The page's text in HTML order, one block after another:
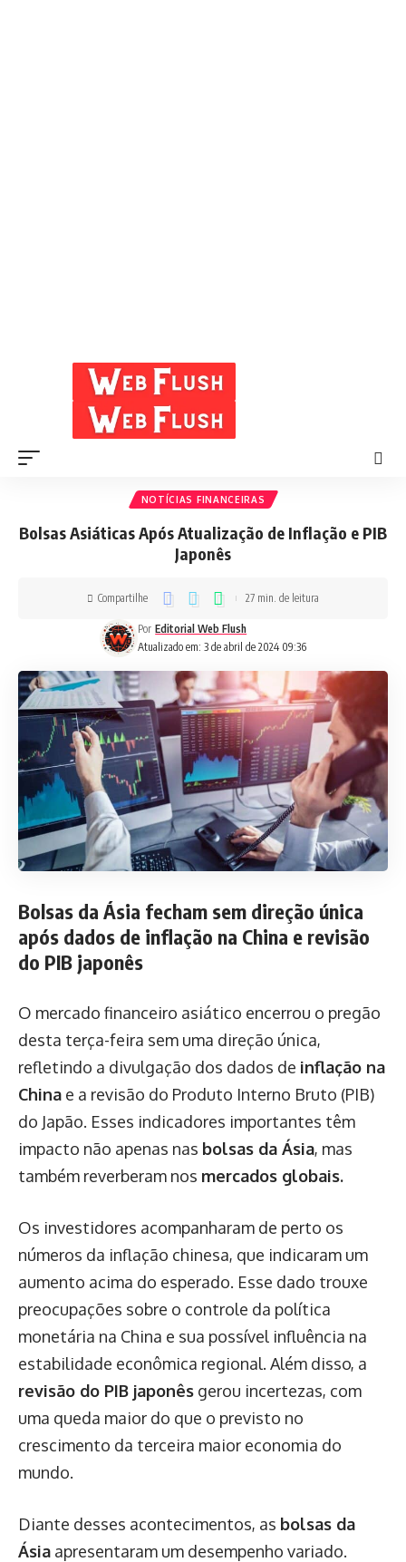
NOTÍCIAS FINANCEIRAS
Bolsas Asiáticas Após Atualização de Inflação e PIB
Japonês
Atualizado em: 3 de abril de 2024 09:36
Por Editorial Web Flush
Compartilhe 27 min. de leitura
Bolsas da Ásia fecham sem direção única
após dados de inflação na China e revisão
do PIB japonês
O mercado financeiro asiático encerrou o pregão
desta terça-feira sem uma direção única,
refletindo a divulgação dos dados de inflação na
China e a revisão do Produto Interno Bruto (PIB)
do Japão. Esses indicadores importantes têm
impacto não apenas nas bolsas da Ásia, mas
também reverberam nos mercados globais.
Os investidores acompanharam de perto os
números da inflação chinesa, que indicaram um
aumento acima do esperado. Esse dado trouxe
preocupações sobre o controle da política
monetária na China e sua possível influência na
estabilidade econômica regional. Além disso, a
revisão do PIB japonês gerou incertezas, com
uma queda maior do que o previsto no
crescimento da terceira maior economia do
mundo.
Diante desses acontecimentos, as bolsas da
Ásia apresentaram um desempenho variado.